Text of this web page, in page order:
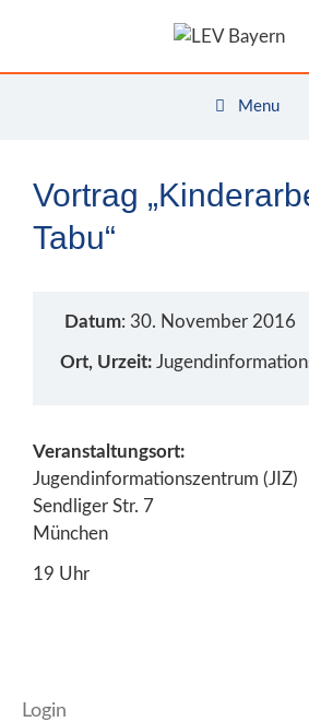
Menu
Vortrag
Tabu“
Datum: 30. November 2016
Ort, Urzeit:
Veranstaltungsort:
Jugendinformationszentrum (JIZ)
Sendliger Str. 7
München
19 Uhr
Login